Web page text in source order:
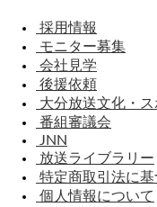
採用情報
モニター募集
会社見学
後援依頼
大分放送文化・
番組審議会
JNN
放送ライブラリー
特定商取引法に
個人情報について